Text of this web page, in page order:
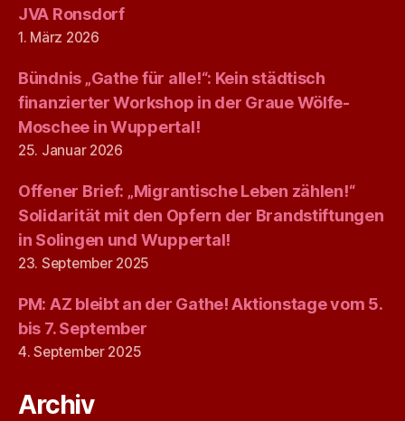
JVA Ronsdorf
1. März 2026
Bündnis „Gathe für alle!“: Kein städtisch
finanzierter Workshop in der Graue Wölfe-
Moschee in Wuppertal!
25. Januar 2026
Offener Brief: „Migrantische Leben zählen!“
Solidarität mit den Opfern der Brandstiftungen
in Solingen und Wuppertal!
23. September 2025
PM: AZ bleibt an der Gathe! Aktionstage vom 5.
bis 7. September
4. September 2025
Archiv